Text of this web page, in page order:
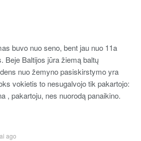
buvo nuo seno, bent jau nuo 11a
Beje Baltijos jūra žiemą baltų
nuo žemyno pasiskirstymo yra
vokietis to nesugalvojo tik pakartojo:
, pakartoju, nes nuorodą panaikino.
ago